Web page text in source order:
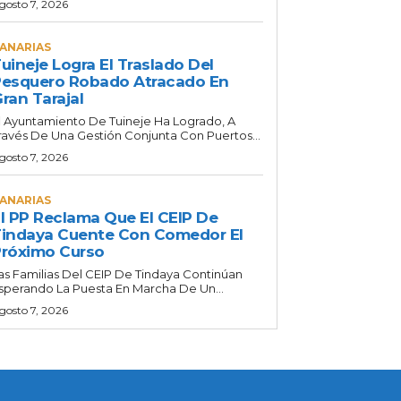
7, 2026
Logra El Traslado Del
Robado Atracado En
Tarajal
Ayuntamiento De Tuineje Ha Logrado, A
De Una Gestión Conjunta Con Puertos...
7, 2026
PP Reclama Que El CEIP De
Cuente Con Comedor El
Curso
Familias Del CEIP De Tindaya Continúan
La Puesta En Marcha De Un...
7, 2026